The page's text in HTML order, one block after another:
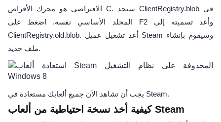
الافتراضي هو محرك الأقراص C. ستجد ClientRegistry.blob في
المجلد الأساسي نفسه. اضغط على F2 وأعد تسميته إلى
ClientRegistry.old.blob. أعد تشغيل عميل Steam وسيقوم بإنشاء
ملف جديد.
يجب أن تشاهد الآن جميع ألعابك مستعادة في Steam.
كيفية أخذ نسخة احتياطية من ألعاب Steam